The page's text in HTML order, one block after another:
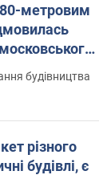
метровим
будівництва
різного
будівлі, є